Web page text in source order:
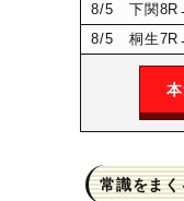
8/5 下関8R
8/5 桐生7R
常識をま